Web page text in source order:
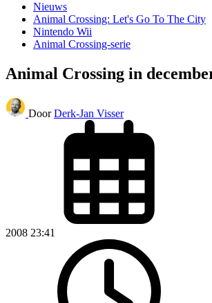
Nieuws
Animal Crossing: Let's Go To The City
Nintendo Wii
Animal Crossing-serie
Animal Crossing in
Door Derk-Jan Visser
2008 23:41